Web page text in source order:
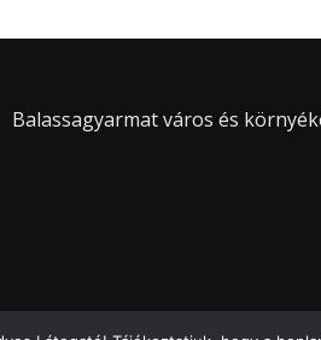
Balassagyarmat város és